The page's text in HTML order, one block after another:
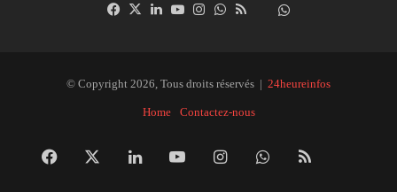
Facebook
X LinkedinYouTubeInstagramWhatsAppDailymotion
© Copyright 2026, Tous droits réservés | 24heureinfos
Home Contactez-nous
Facebook LinkedinYouTubeInstagramWhatsApp
RSS